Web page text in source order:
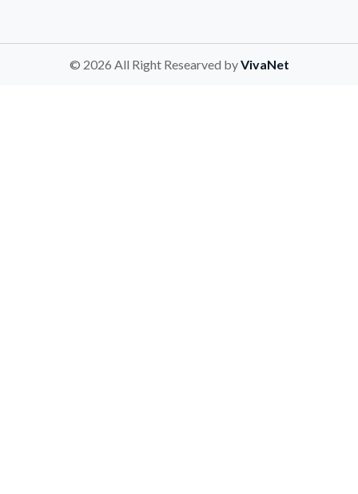
© 2026 All Right Researved byVivaNet